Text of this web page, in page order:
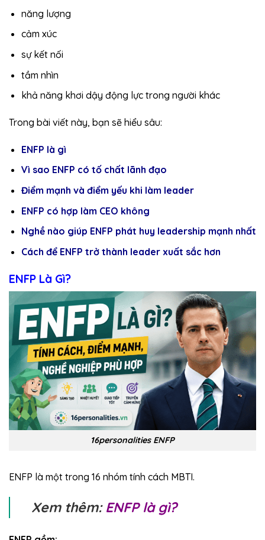
năng lượng
cảm xúc
sự kết nối
tầm nhìn
khả năng khơi dậy động lực trong người khác
Trong bài viết này, bạn sẽ hiểu sâu:
ENFP là gì
Vì sao ENFP có tố chất lãnh đạo
Điểm mạnh và điểm yếu khi làm leader
ENFP có hợp làm CEO không
Nghề nào giúp ENFP phát huy leadership mạnh nhất
Cách để ENFP trở thành leader xuất sắc hơn
ENFP Là Gì?
16personalities ENFP
ENFP là một trong 16 nhóm tính cách MBTI.
Xem thêm: ENFP là gì?